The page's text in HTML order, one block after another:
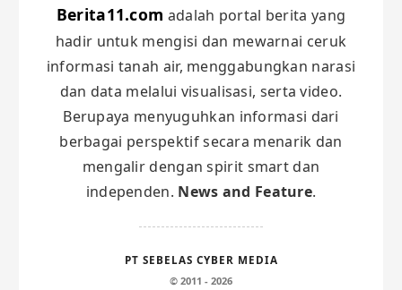
Berita11.com adalah portal berita yang
hadir untuk mengisi dan mewarnai ceruk
informasi tanah air, menggabungkan narasi
dan data melalui visualisasi, serta video.
Berupaya menyuguhkan informasi dari
berbagai perspektif secara menarik dan
mengalir dengan spirit smart dan
independen. News and Feature.
PT SEBELAS CYBER MEDIA
© 2011 - 2026